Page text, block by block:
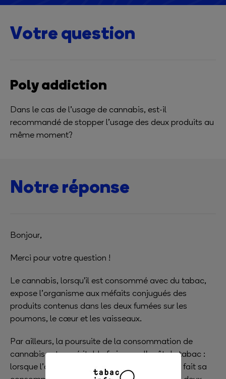
Votre question
Poly addiction
Dans le cas de l’usage de cannabis, est-il
recommandé de stopper l’usage des deux produits au
même moment?
Notre réponse
Bonjour,
Merci pour votre question !
Le cannabis, lorsqu'il est consommé avec du tabac,
expose l’organisme aux méfaits conjugués des
produits contenus dans les deux fumées sur les
poumons, le cœur et les vaisseaux.
Par ailleurs, la poursuite de la consommation de
cannabis est un véritable frein pour l'arrêt du tabac :
lorsque l’on fume du cannabis, on poursuit de fait sa